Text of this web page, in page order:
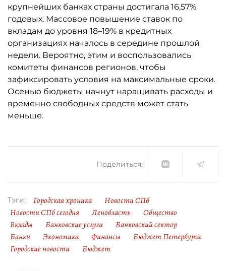
крупнейших банках страны достигала 16,57%
годовых. Массовое повышение ставок по
вкладам до уровня 18–19% в кредитных
организациях началось в середине прошлой
недели. Вероятно, этим и воспользовались
комитеты финансов регионов, чтобы
зафиксировать условия на максимальные сроки.
Осенью бюджеты начнут наращивать расходы и
временно свободных средств может стать
меньше.
Поделиться:
Тэги: Городская хроника
Новости СПб
Новости СПб сегодня
Ленобласть
Общество
Вклады
Банковские услуги
Банковский сектор
Банки
Экономика Финансы
Бюджет Петербурга
Городские новости
Бюджет